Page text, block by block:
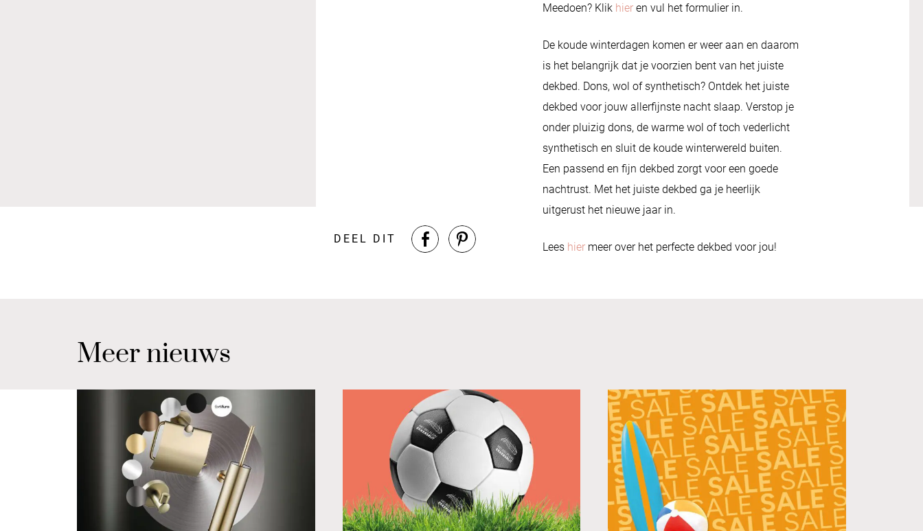
DEEL DIT
Meedoen? Klik hier en vul het formulier in.
De koude winterdagen komen er weer aan en daarom
is het belangrijk dat je voorzien bent van het juiste
dekbed. Dons, wol of synthetisch? Ontdek het juiste
dekbed voor jouw allerfijnste nacht slaap. Verstop je
onder pluizig dons, de warme wol of toch vederlicht
synthetisch en sluit de koude winterwereld buiten.
Een passend en fijn dekbed zorgt voor een goede
nachtrust. Met het juiste dekbed ga je heerlijk
uitgerust het nieuwe jaar in.
Lees hier meer over het perfecte dekbed voor jou!
Meer nieuws